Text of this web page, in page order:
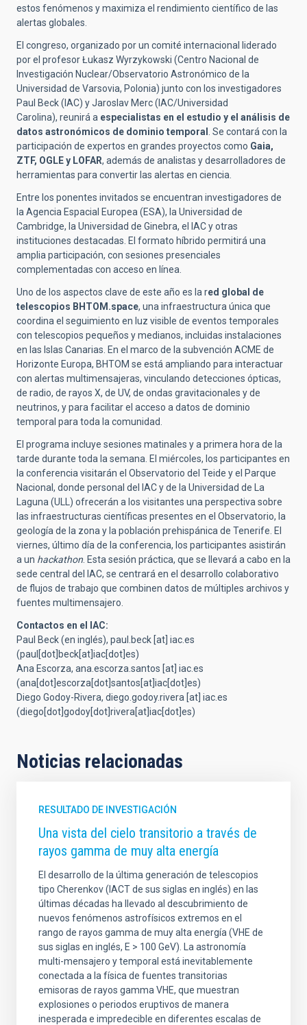
estos fenómenos y maximiza el rendimiento científico de las
alertas globales.
El congreso, organizado por un comité internacional liderado
por el profesor Łukasz Wyrzykowski (Centro Nacional de
Investigación Nuclear/Observatorio Astronómico de la
Universidad de Varsovia, Polonia) junto con los investigadores
Paul Beck (IAC) y Jaroslav Merc (IAC/Universidad
Carolina), reunirá a especialistas en el estudio y el análisis de
datos astronómicos de dominio temporal . Se contará con la
participación de expertos en grandes proyectos como Gaia,
ZTF, OGLE y LOFAR, además de analistas y desarrolladores de
herramientas para convertir las alertas en ciencia.
Entre los ponentes invitados se encuentran investigadores de
la Agencia Espacial Europea (ESA), la Universidad de
Cambridge, la Universidad de Ginebra, el IAC y otras
instituciones destacadas. El formato híbrido permitirá una
amplia participación, con sesiones presenciales
complementadas con acceso en línea.
Uno de los aspectos clave de este año es la red global de
telescopios BHTOM.space, una infraestructura única que
coordina el seguimiento en luz visible de eventos temporales
con telescopios pequeños y medianos, incluidas instalaciones
en las Islas Canarias. En el marco de la subvención ACME de
Horizonte Europa, BHTOM se está ampliando para interactuar
con alertas multimensajeras, vinculando detecciones ópticas,
de radio, de rayos X, de UV, de ondas gravitacionales y de
neutrinos, y para facilitar el acceso a datos de dominio
temporal para toda la comunidad.
El programa incluye sesiones matinales y a primera hora de la
tarde durante toda la semana. El miércoles, los participantes en
la conferencia visitarán el Observatorio del Teide y el Parque
Nacional, donde personal del IAC y de la Universidad de La
Laguna (ULL) ofrecerán a los visitantes una perspectiva sobre
las infraestructuras científicas presentes en el Observatorio, la
geología de la zona y la población prehispánica de Tenerife. El
viernes, último día de la conferencia, los participantes asistirán
a un hackathon . Esta sesión práctica, que se llevará a cabo en la
sede central del IAC, se centrará en el desarrollo colaborativo
de flujos de trabajo que combinen datos de múltiples archivos y
fuentes multimensajero.
Contactos en el IAC:
Paul Beck (en inglés), paul.beck [at] iac.es
(paul[dot]beck[at]iac[dot]es)
Ana Escorza, ana.escorza.santos [at] iac.es
(ana[dot]escorza[dot]santos[at]iac[dot]es)
Diego Godoy-Rivera, diego.godoy.rivera [at] iac.es
(diego[dot]godoy[dot]rivera[at]iac[dot]es)
Noticias relacionadas
RESULTADO DE INVESTIGACIÓN
Una vista del cielo transitorio a través de
rayos gamma de muy alta energía
El desarrollo de la última generación de telescopios
tipo Cherenkov (IACT de sus siglas en inglés) en las
últimas décadas ha llevado al descubrimiento de
nuevos fenómenos astrofísicos extremos en el
rango de rayos gamma de muy alta energía (VHE de
sus siglas en inglés, E > 100 GeV). La astronomía
multi-mensajero y temporal está inevitablemente
conectada a la física de fuentes transitorias
emisoras de rayos gamma VHE, que muestran
explosiones o periodos eruptivos de manera
inesperada e impredecible en diferentes escalas de